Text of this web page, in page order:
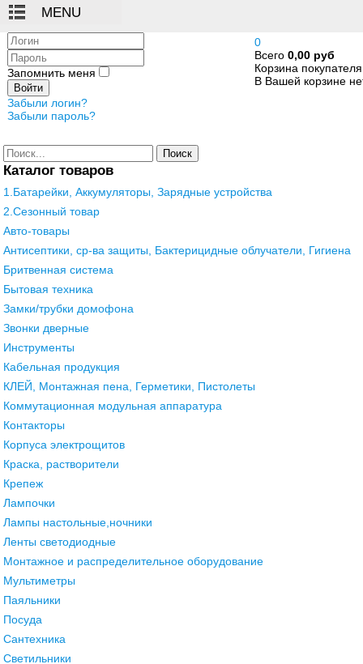
0
Всего 0,00 руб
Корзина покупателя
В Вашей корзине
Логин
Пароль
Запомнить меня
Войти
Забыли логин?
Забыли пароль?
Поиск
Каталог товаров
1.Батарейки, Аккумуляторы, Зарядные устройства
2.Сезонный товар
Авто-товары
Антисептики, ср-ва защиты, Бактерицидные облучатели, Гигиена
Бритвенная система
Бытовая техника
Замки/трубки домофона
Звонки дверные
Инструменты
Кабельная продукция
КЛЕЙ, Монтажная пена, Герметики, Пистолеты
Коммутационная модульная аппаратура
Контакторы
Корпуса электрощитов
Краска, растворители
Крепеж
Лампочки
Лампы настольные,ночники
Ленты светодиодные
Монтажное и распределительное оборудование
Мультиметры
Паяльники
Посуда
Сантехника
Светильники